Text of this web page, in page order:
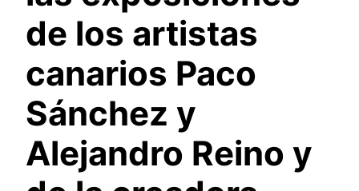
de los artistas
canarios Paco
Sánchez y
Alejandro Reino y